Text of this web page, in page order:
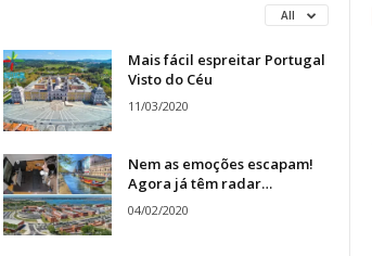
All
Mais fácil espreitar Portugal
Visto do Céu
11/03/2020
Nem as emoções escapam!
Agora já têm radar…
04/02/2020